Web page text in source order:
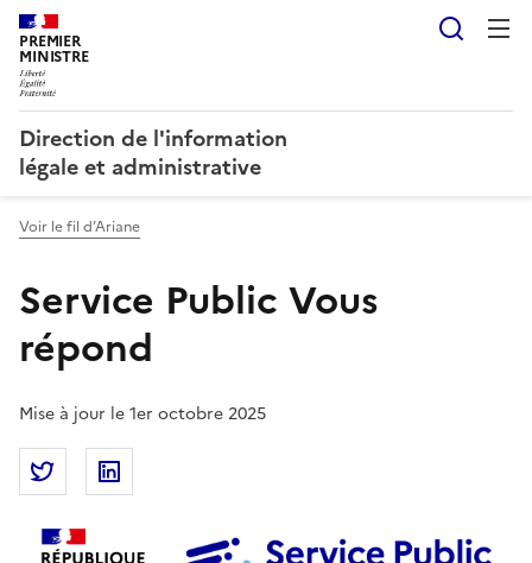
PREMIER
MINISTRE
Direction de l'information
légale et administrative
Voir le fil d’Ariane
Service Public Vous
répond
Mise à jour le 1er octobre 2025
Partager la page
Partager Service Public Vous répond sur Twitter